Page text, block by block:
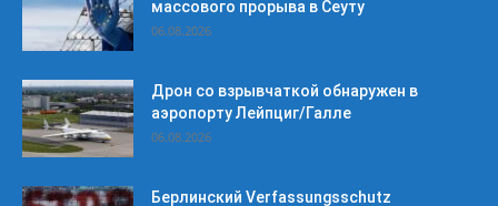
массового прорыва в Сеуту
06.08.2026
Дрон со взрывчаткой обнаружен в
аэропорту Лейпциг/Галле
06.08.2026
Берлинский Verfassungsschutz